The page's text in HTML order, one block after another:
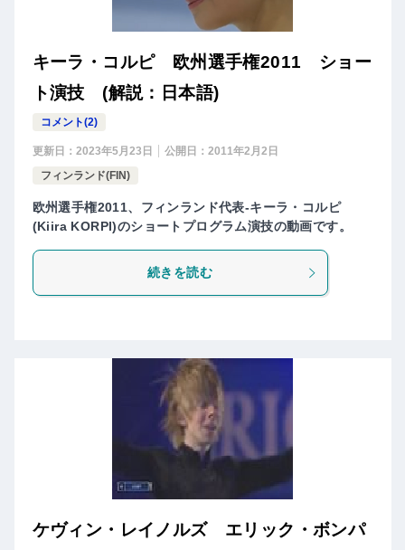
キーラ・コルピ 欧州選手権2011 ショー
ト演技 (解説：日本語)
コメント(2)
更新日： 2023年5月23日 公開日： 2011年2月2日
フィンランド(FIN)
欧州選手権2011、フィンランド代表-キーラ・コルピ
(Kiira KORPI)のショートプログラム演技の動画です。
続きを読む
ケヴィン・レイノルズ エリック・ボンパ